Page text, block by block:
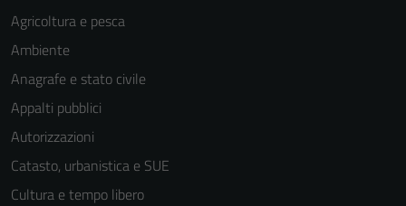
Agricoltura e pesca
Ambiente
Anagrafe e stato civile
Appalti pubblici
Autorizzazioni
Catasto, urbanistica e SUE
Cultura e tempo libero